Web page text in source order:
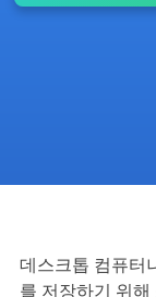
데스크톱 컴퓨터
를 저장하기 위해